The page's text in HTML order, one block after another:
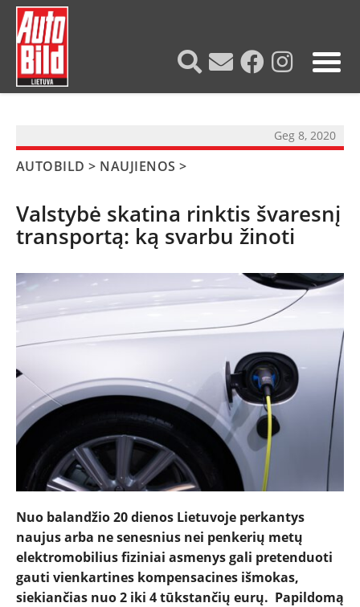
Geg 8, 2020
AUTOBILD > NAUJIENOS >
Valstybė skatina rinktis švaresnį
transportą: ką svarbu žinoti
Nuo balandžio 20 dienos Lietuvoje perkantys
naujus arba ne senesnius nei penkerių metų
elektromobilius fiziniai asmenys gali pretenduoti
gauti vienkartines kompensacines išmokas,
siekiančias nuo 2 iki 4 tūkstančių eurų. Papildomą